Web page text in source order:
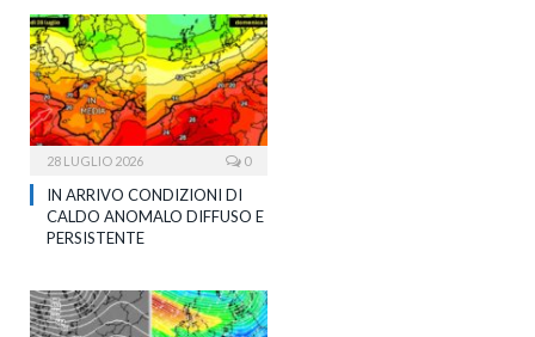
28 LUGLIO 2026 0
IN ARRIVO CONDIZIONI DI
CALDO ANOMALO DIFFUSO E
PERSISTENTE